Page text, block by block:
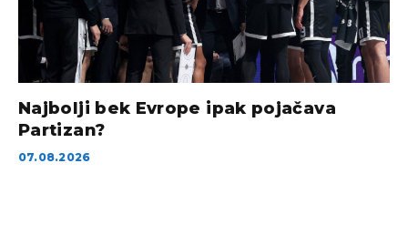
Najbolji bek Evrope ipak pojačava
Partizan?
07.08.2026